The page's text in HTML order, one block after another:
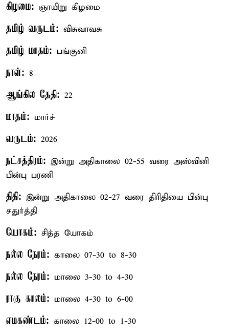
கிழமை: ஞாயிறு கிழமை
தமிழ் வருடம்: விசுவாவசு
தமிழ் மாதம்: பங்குனி
நாள்: 8
ஆங்கில தேதி: 22
மாதம்: மார்ச்
வருடம்: 2026
நட்சத்திரம்: இன்று அதிகாலை 02-55 வரை அஸ்வினி
பின்பு பரணி
திதி: இன்று அதிகாலை 02-27 வரை திரிதியை பின்பு
சதுர்த்தி
யோகம்: சித்த யோகம்
நல்ல நேரம்: காலை 07-30 to 8-30
நல்ல நேரம்: மாலை 3-30 to 4-30
ராகு காலம்: மாலை 4-30 to 6-00
எமகண்டம்: காலை 12-00 to 1-30